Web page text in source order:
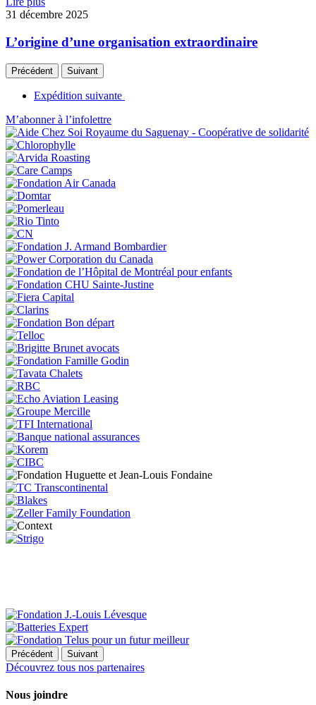
31 décembre 2025
L’origine d’une organisation extraordinaire
Précédent Suivant
Expédition suivante
M’abonner à l’infolettre
Précédent Suivant
Découvrez tous nos partenaires
Nous joindre